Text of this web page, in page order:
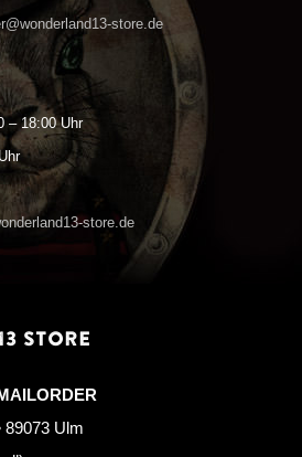
store.de
– 18:00 Uhr
store.de
STORE
89073 Ulm